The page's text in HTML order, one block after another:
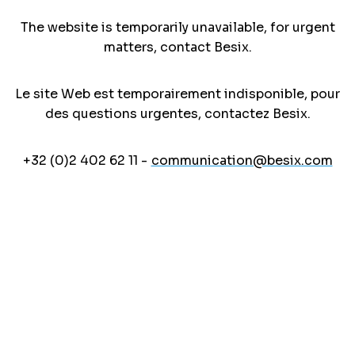
The website is temporarily unavailable, for urgent
matters, contact Besix.
Le site Web est temporairement indisponible, pour
des questions urgentes, contactez Besix.
+32 (0)2 402 62 11 - communication@besix.com